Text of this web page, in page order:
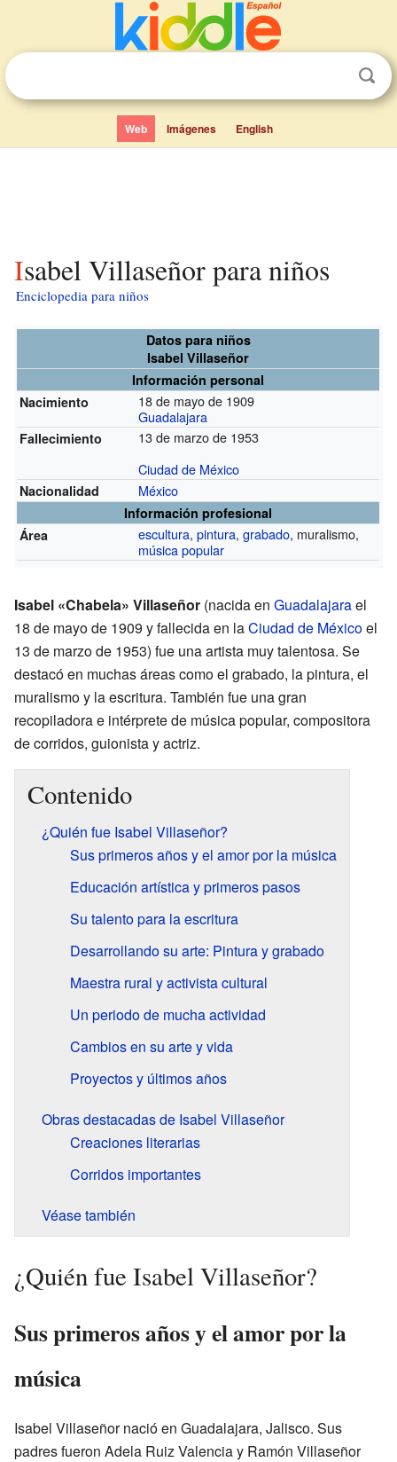
Web Imágenes English
Isabel Villaseñor para niños
Enciclopedia para niños
Datos para niños
Isabel Villaseñor
Información personal
Nacimiento
18 de mayo de 1909
Guadalajara
Fallecimiento
13 de marzo de 1953
Ciudad de México
Nacionalidad México
Información profesional
Área
escultura,pintura,grabado, muralismo,
música popular
Isabel «Chabela» Villaseñor (nacida en Guadalajarael
18 de mayo de 1909 y fallecida en laCiudad de Méxicoel
13 de marzo de 1953) fue una artista muy talentosa. Se
destacó en muchas áreas como el grabado, la pintura, el
muralismo y la escritura. También fue una gran
recopiladora e intérprete de música popular, compositora
de corridos, guionista y actriz.
Contenido
¿Quién fue Isabel Villaseñor?
Sus primeros años y el amor por la música
Educación artística y primeros pasos
Su talento para la escritura
Desarrollando su arte: Pintura y grabado
Maestra rural y activista cultural
Un periodo de mucha actividad
Cambios en su arte y vida
Proyectos y últimos años
Obras destacadas de Isabel Villaseñor
Creaciones literarias
Corridos importantes
Véase también
¿Quién fue Isabel Villaseñor?
Sus primeros años y el amor por la
música
Isabel Villaseñor nació en Guadalajara, Jalisco. Sus
padres fueron Adela Ruiz Valencia y Ramón Villaseñor